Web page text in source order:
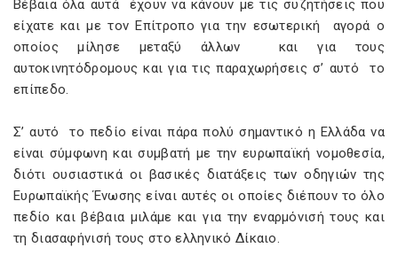
Βέβαια όλα αυτά έχουν να κάνουν με τις συζητήσεις που
είχατε και με τον Επίτροπο για την εσωτερική αγορά ο
οποίος μίλησε μεταξύ άλλων και για τους
αυτοκινητόδρομους και για τις παραχωρήσεις σ’ αυτό το
επίπεδο.
Σ’ αυτό το πεδίο είναι πάρα πολύ σημαντικό η Ελλάδα να
είναι σύμφωνη και συμβατή με την ευρωπαϊκή νομοθεσία,
διότι ουσιαστικά οι βασικές διατάξεις των οδηγιών της
Ευρωπαϊκής Ένωσης είναι αυτές οι οποίες διέπουν το όλο
πεδίο και βέβαια μιλάμε και για την εναρμόνισή τους και
τη διασαφήνισή τους στο ελληνικό Δίκαιο.